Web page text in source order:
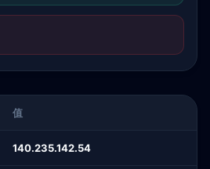
值
140.235.142.54